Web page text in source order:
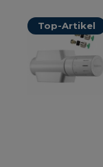
Top-Artikel